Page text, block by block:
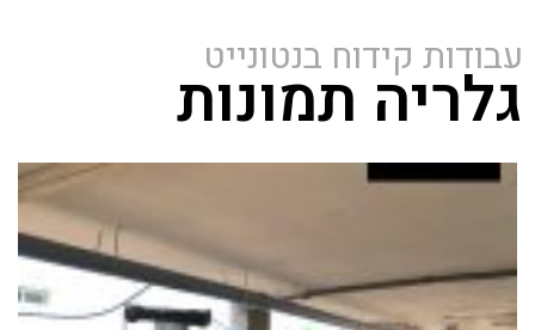
עבודות קידוח בנטונייט
גלריה תמונות